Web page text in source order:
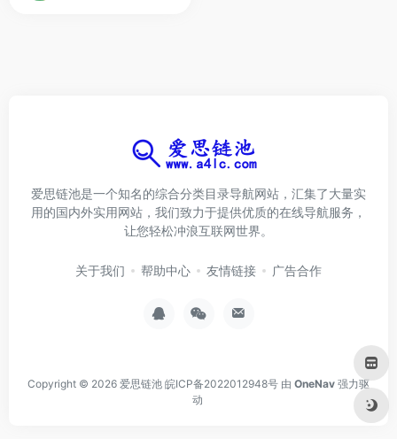
爱思链池是一个知名的综合分类目录导航网站，汇集了大量实
用的国内外实用网站，我们致力于提供优质的在线导航服务，
让您轻松冲浪互联网世界。
关于我们 帮助中心 友情链接 广告合作
Copyright © 2026 爱思链池 皖ICP备2022012948号 由 OneNav 强力驱
动